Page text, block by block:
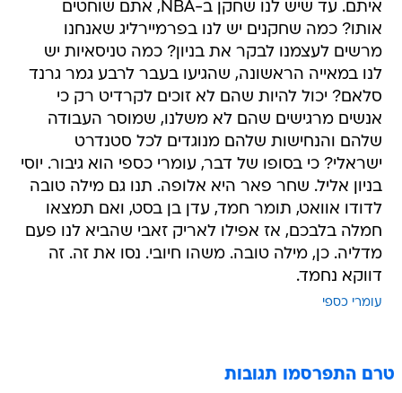
איתם. עד שיש לנו שחקן ב-NBA, אתם שוחטים
אותו? כמה שחקנים יש לנו בפרמיירליג שאנחנו
מרשים לעצמנו לבקר את בניון? כמה טניסאיות יש
לנו במאייה הראשונה, שהגיעו בעבר לרבע גמר גרנד
סלאם? יכול להיות שהם לא זוכים לקרדיט רק כי
אנשים מרגישים שהם לא משלנו, שמוסר העבודה
שלהם והנחישות שלהם מנוגדים לכל סטנדרט
ישראלי? כי בסופו של דבר, עומרי כספי הוא גיבור. יוסי
בניון אליל. שחר פאר היא אלופה. תנו גם מילה טובה
לדודו אוואט, תומר חמד, עדן בן בסט, ואם תמצאו
חמלה בלבכם, אז אפילו לאריק זאבי שהביא לנו פעם
מדליה. כן, מילה טובה. משהו חיובי. נסו את זה. זה
דווקא נחמד.
עומרי כספי
טרם התפרסמו תגובות